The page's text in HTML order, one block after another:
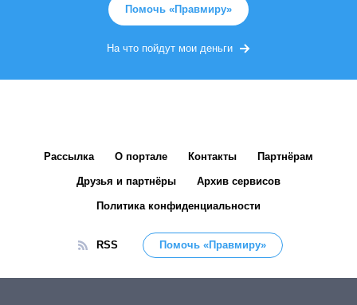
Помочь «Правмиру»
На что пойдут мои деньги
Рассылка О портале Контакты Партнёрам
Друзья и партнёры Архив сервисов
Политика конфиденциальности
RSS Помочь «Правмиру»